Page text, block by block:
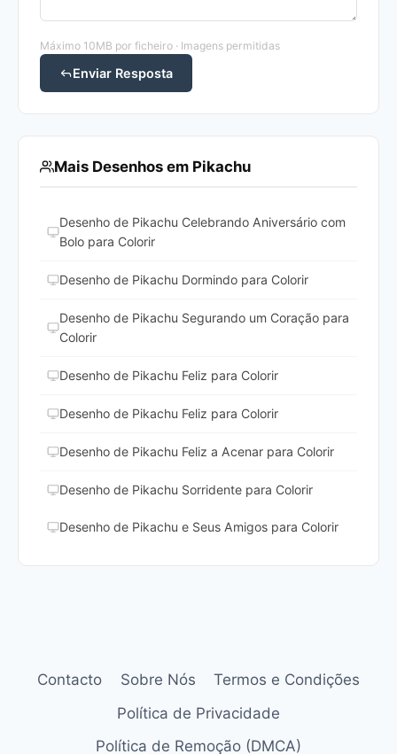
Máximo 10MB por ficheiro · Imagens permitidas
Enviar Resposta
Mais Desenhos em Pikachu
Desenho de Pikachu Celebrando Aniversário com
Bolo para Colorir
Desenho de Pikachu Dormindo para Colorir
Desenho de Pikachu Segurando um Coração para
Colorir
Desenho de Pikachu Feliz para Colorir
Desenho de Pikachu Feliz para Colorir
Desenho de Pikachu Feliz a Acenar para Colorir
Desenho de Pikachu Sorridente para Colorir
Desenho de Pikachu e Seus Amigos para Colorir
Contacto Sobre Nós
Termos e Condições
Política de Privacidade
Política de Remoção (DMCA)